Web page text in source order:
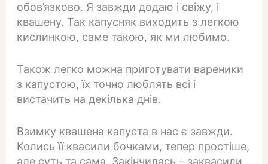
обов’язково. Я завжди додаю і свіжу, і
квашену. Так капусняк виходить з легкою
кислинкою, саме такою, як ми любимо.
Також легко можна приготувати вареники
з капустою, їх точно люблять всі і
вистачить на декілька днів.
Взимку квашена капуста в нас є завжди.
Колись її квасили бочками, тепер простіше,
але суть та сама. Закінчилась – заквасили